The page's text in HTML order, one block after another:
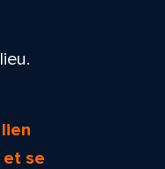
et se